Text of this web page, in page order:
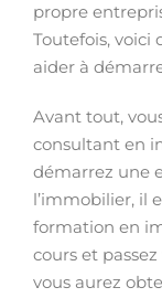
propre
Toutefois, voici
aider à
Avant tout,
consultant en
démarrez une
l’immobilier, il
formation en
cours et
vous aurez